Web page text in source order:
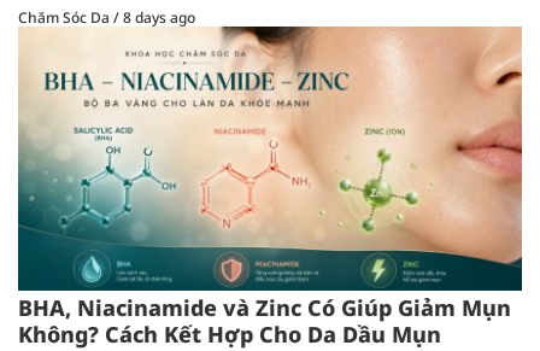
Chăm Sóc Da /8 days ago
BHA, Niacinamide và Zinc Có Giúp Giảm Mụn
Không? Cách Kết Hợp Cho Da Dầu Mụn